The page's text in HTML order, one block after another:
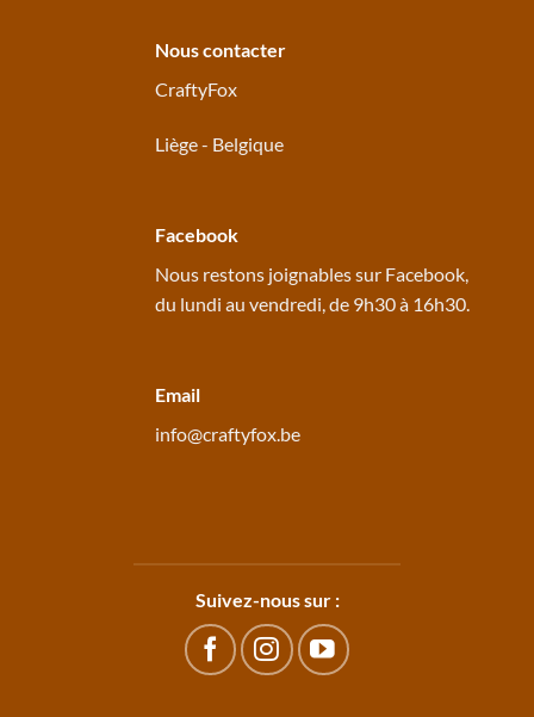
Nous contacter
CraftyFox
Liège - Belgique
Facebook
Nous restons joignables sur Facebook,
du lundi au vendredi, de 9h30 à 16h30.
Email
info@craftyfox.be
Suivez-nous sur :